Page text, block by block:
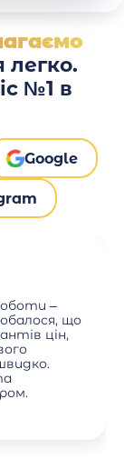
№1 в
Google
–
що
цін,